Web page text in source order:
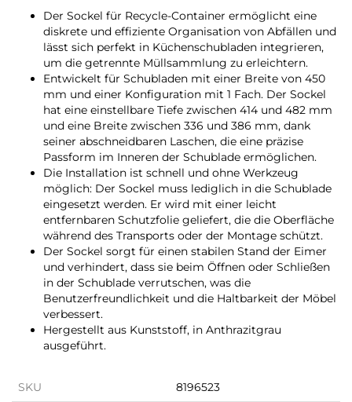
Der Sockel für Recycle-Container ermöglicht eine
diskrete und effiziente Organisation von Abfällen und
lässt sich perfekt in Küchenschubladen integrieren,
um die getrennte Müllsammlung zu erleichtern.
Entwickelt für Schubladen mit einer Breite von 450
mm und einer Konfiguration mit 1 Fach. Der Sockel
hat eine einstellbare Tiefe zwischen 414 und 482 mm
und eine Breite zwischen 336 und 386 mm, dank
seiner abschneidbaren Laschen, die eine präzise
Passform im Inneren der Schublade ermöglichen.
Die Installation ist schnell und ohne Werkzeug
möglich: Der Sockel muss lediglich in die Schublade
eingesetzt werden. Er wird mit einer leicht
entfernbaren Schutzfolie geliefert, die die Oberfläche
während des Transports oder der Montage schützt.
Der Sockel sorgt für einen stabilen Stand der Eimer
und verhindert, dass sie beim Öffnen oder Schließen
in der Schublade verrutschen, was die
Benutzerfreundlichkeit und die Haltbarkeit der Möbel
verbessert.
Hergestellt aus Kunststoff, in Anthrazitgrau
ausgeführt.
SKU 8196523